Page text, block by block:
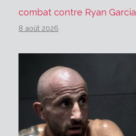
combat contre Ryan Garcia
8 août 2026